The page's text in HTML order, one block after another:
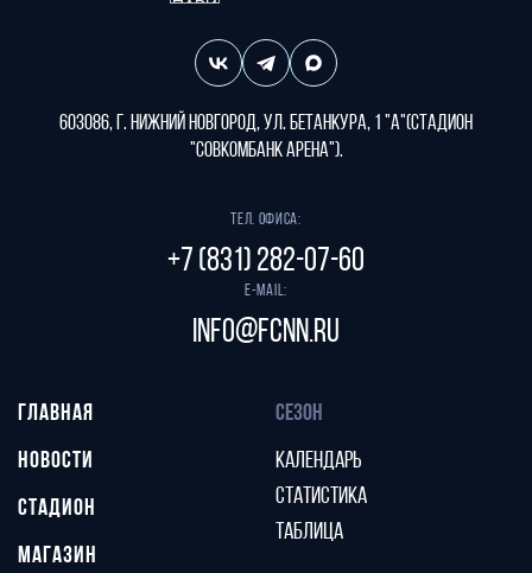
603086, г. Нижний Новгород, ул. Бетанкура, 1 "А"(стадион
"СОВКОМБАНК АРЕНА").
Тел. офиса:
+7 (831) 282-07-60
E-mail:
info@fcnn.ru
ГЛАВНАЯ
НОВОСТИ
СТАДИОН
МАГАЗИН
СЕЗОН
КАЛЕНДАРЬ
СТАТИСТИКА
ТАБЛИЦА